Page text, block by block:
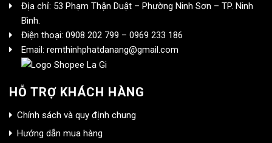
Địa chỉ: 53 Phạm Thận Duật – Phường Ninh Sơn – TP. Ninh
Bình.
Điện thoại: 0908 202 799 – 0969 233 186
Email: remthinhphatdanang@gmail.com
HỖ TRỢ KHÁCH HÀNG
Chính sách và quy định chung
Hướng dẫn mua hàng